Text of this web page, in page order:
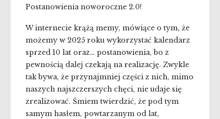
Postanowienia noworoczne 2.0!
W internecie krążą memy, mówiące o tym, że
możemy w 2025 roku wykorzystać kalendarz
sprzed 10 lat oraz… postanowienia, bo z
pewnością dalej czekają na realizację. Zwykle
tak bywa, że przynajmniej części z nich, mimo
naszych najszczerszych chęci, nie udaje się
zrealizować. Śmiem twierdzić, że pod tym
samym hasłem, powtarzanym od lat,